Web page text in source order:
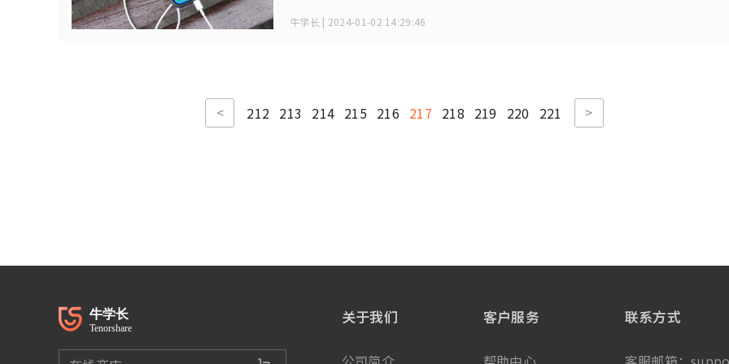
牛学长 | 2024-01-02 14:29:46
< 212 213 214 215 216 217 218 219 220 221 >
关于我们 客户服务 联系方式